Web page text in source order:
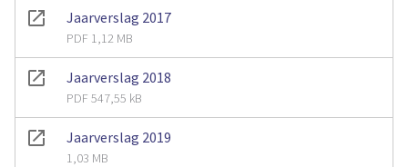
Jaarverslag 2017
PDF 1,12 MB
Jaarverslag 2018
PDF 547,55 kB
Jaarverslag 2019
1,03 MB